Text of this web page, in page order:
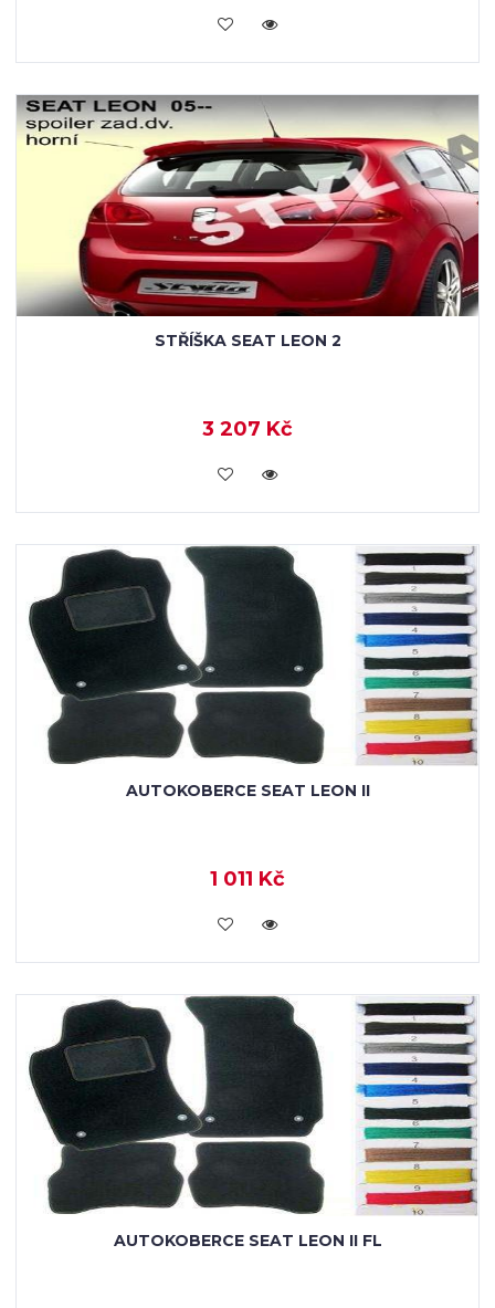
KOUPIT
STŘÍŠKA SEAT LEON 2
3 207 Kč
KOUPIT
AUTOKOBERCE SEAT LEON II
1 011 Kč
KOUPIT
AUTOKOBERCE SEAT LEON II FL